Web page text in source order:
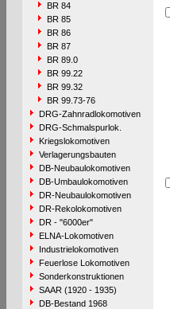
BR 84
BR 85
BR 86
BR 87
BR 89.0
BR 99.22
BR 99.32
BR 99.73-76
DRG-Zahnradlokomotiven
DRG-Schmalspurlok.
Kriegslokomotiven
Verlagerungsbauten
DB-Neubaulokomotiven
DB-Umbaulokomotiven
DR-Neubaulokomotiven
DR-Rekolokomotiven
DR - "6000er"
ELNA-Lokomotiven
Industrielokomotiven
Feuerlose Lokomotiven
Sonderkonstruktionen
SAAR (1920 - 1935)
DB-Bestand 1968